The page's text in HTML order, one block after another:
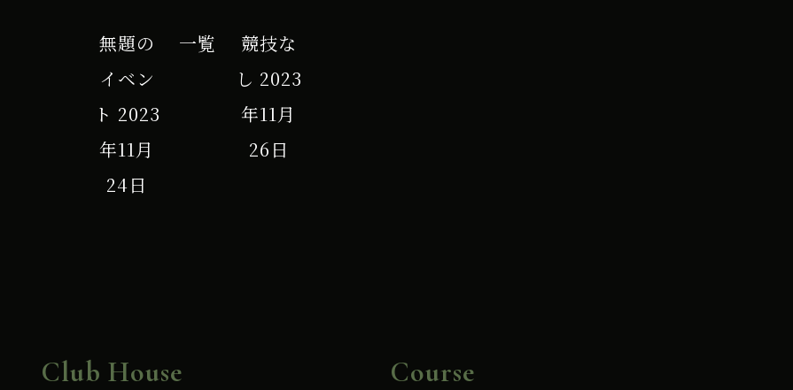
無題の
イベン
ト 2023
年11月
24日
一覧
競技な
し 2023
年11月
26日
Club House Course